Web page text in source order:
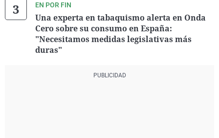
EN POR FIN
Una experta en tabaquismo alerta en Onda
Cero sobre su consumo en España:
"Necesitamos medidas legislativas más
duras"